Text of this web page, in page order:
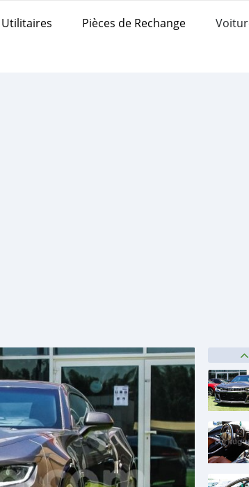
Utilitaires Pièces de Rechange